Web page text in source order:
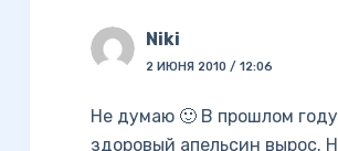
Niki
2 ИЮНЯ 2010 / 12:06
Не думаю 🙂 В прошлом
здоровый апельсин вырос.